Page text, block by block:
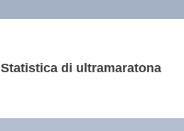
Statistica di ultramaratona